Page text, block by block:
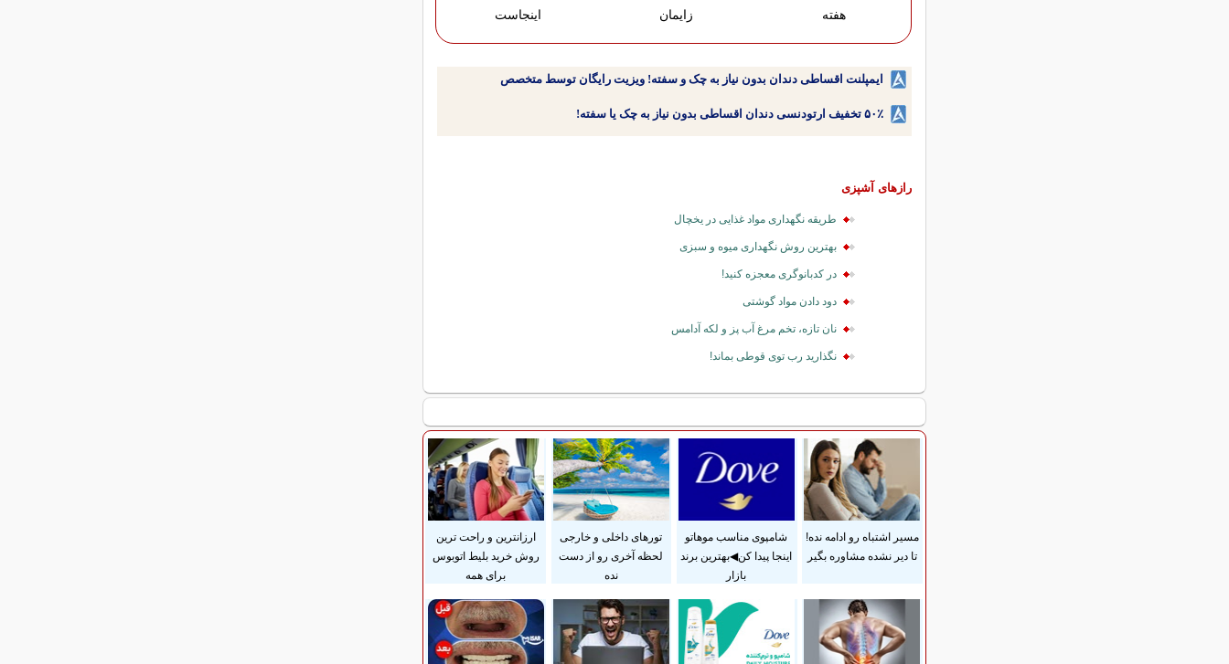
هفته
زایمان
اینجاست
ایمپلنت اقساطی دندان بدون نیاز به چک و سفته! ویزیت رایگان توسط متخصص
۵۰٪ تخفیف ارتودنسی دندان اقساطی بدون نیاز به چک یا سفته!
رازهای آشپزی
طریقه نگهداری مواد غذایی در یخچال
بهترين روش نگهداری ميوه و سبزی
در کدبانوگری معجزه کنید!
دود دادن مواد گوشتی
نان تازه، تخم مرغ آب پز و لكه آدامس
نگذارید رب توی قوطی بماند!
مسیر اشتباه رو ادامه نده!
تا دیر نشده مشاوره بگیر
شامپوی مناسب موهاتو
اینجا پیدا کن◀بهترین برند
بازار
تورهای داخلی و خارجی
لحظه آخری رو از دست
نده
ارزانترین و راحت ترین
روش خرید بلیط اتوبوس
برای همه